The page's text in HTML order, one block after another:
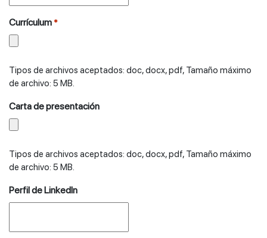
Currículum *
Tipos de archivos aceptados: doc, docx, pdf, Tamaño máximo
de archivo: 5 MB.
Carta de presentación
Tipos de archivos aceptados: doc, docx, pdf, Tamaño máximo
de archivo: 5 MB.
Perfil de LinkedIn